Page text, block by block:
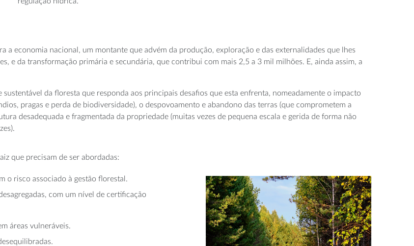
a economia nacional, um montante que advém da produção, exploração e das externalidades que lhes
e da transformação primária e secundária, que contribui com mais 2,5 a 3 mil milhões. E, ainda assim, a
da floresta que responda aos principais desafios que esta enfrenta, nomeadamente o impacto
pragas e perda de biodiversidade), o despovoamento e abandono das terras (que comprometem a
desadequada e fragmentada da propriedade (muitas vezes de pequena escala e gerida de forma não
que precisam de ser abordadas:
o risco associado à gestão florestal.
com um nível de certificação
áreas vulneráveis.